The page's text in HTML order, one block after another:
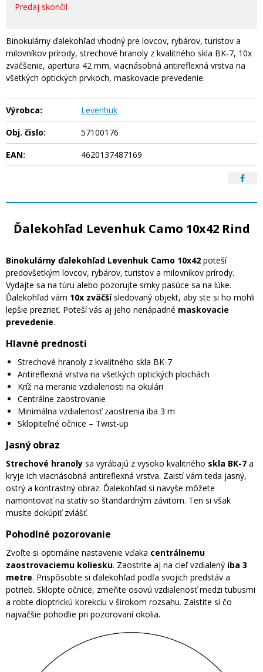
Predaj skončil
Binokulárny ďalekohľad vhodný pre lovcov, rybárov, turistov a
milovníkov prírody, strechové hranoly z kvalitného skla BK-7, 10x
zväčšenie, apertura 42 mm, viacnásobná antireflexná vrstva na
všetkých optických prvkoch, maskovacie prevedenie.
Výrobca:
Levenhuk
Obj. čislo:
57100176
EAN:
4620137487169
Ďalekohľad Levenhuk Camo 10x42 Rind
Binokulárny ďalekohľad Levenhuk Camo 10x42 poteší
predovšetkým lovcov, rybárov, turistov a milovníkov prírody.
Vydajte sa na túru alebo pozorujte srnky pasúce sa na lúke.
Ďalekohľad vám 10x zväčšísledovaný objekt, aby ste si ho mohli
lepšie prezrieť. Poteší vás aj jeho nenápadné maskovacie
prevedenie.
Hlavné prednosti
Strechové hranoly z kvalitného skla BK-7
Antireflexná vrstva na všetkých optických plochách
Kríž na meranie vzdialenosti na okulári
Centrálne zaostrovanie
Minimálna vzdialenosť zaostrenia iba 3 m
Sklopiteľné očnice – Twist-up
Jasný obraz
Strechové hranoly sa vyrábajú z vysoko kvalitného skla BK-7 a
kryje ich viacnásobná antireflexná vrstva. Zaistí vám teda jasný,
ostrý a kontrastný obraz. Ďalekohľad si navyše môžete
namontovať na statív so štandardným závitom. Ten si však
musíte dokúpiť zvlášť.
Pohodlné pozorovanie
Zvoľte si optimálne nastavenie vďaka centrálnemu
zaostrovaciemu koliesku. Zaostrite aj na cieľ vzdialený iba 3
metre. Prispôsobte si ďalekohľad podľa svojich predstáv a
potrieb. Sklopte očnice, zmeňte osovú vzdialenosť medzi tubusmi
a robte dioptrickú korekciu v širokom rozsahu. Zaistite si čo
najväčšie pohodlie pri pozorovaní okolia.